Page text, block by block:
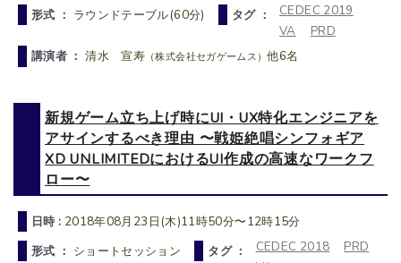
形式 ： ラウンドテーブル(60分) タグ ：
CEDEC 2019
VA
PRD
講演者 ：清水 宣寿 （株式会社セガゲームス）他6名
新規ゲーム立ち上げ時にUI・UX特化エンジニアを
アサインするべき理由 〜戦姫絶唱シンフォギア
XD UNLIMITEDにおけるUI作成の高速なワークフ
ロー〜
日時 : 2018年08月23日(木)11時50分〜12時15分
形式 ： ショートセッション タグ ： CEDEC 2018
PRD